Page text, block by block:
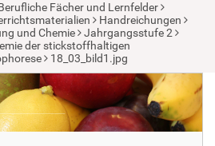
Fächer und Lernfelder
Handreichungen
und Chemie
Jahrgangsstufe 2
der stickstoffhaltigen
18_03_bild1.jpg